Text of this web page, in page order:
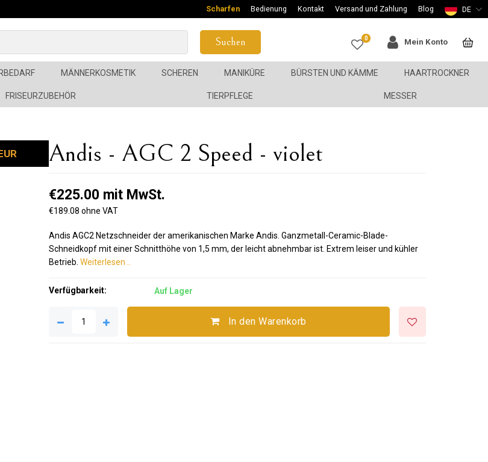
Scharfen Bedienung Kontakt Versand und Zahlung Blog DE
Suchen 0 Mein Konto
MÄNNERKOSMETIK SCHEREN MANIKÜRE BÜRSTEN UND KÄMME HAARTROCKNER
FRISEURZUBEHÖR TIERPFLEGE MESSER
Andis - AGC 2 Speed - violet
€225.00 mit MwSt.
€189.08 ohne VAT
Andis AGC2 Netzschneider der amerikanischen Marke Andis. Ganzmetall-Ceramic-Blade-
Schneidkopf mit einer Schnitthöhe von 1,5 mm, der leicht abnehmbar ist. Extrem leiser und kühler
Betrieb. Weiterlesen ..
Verfügbarkeit: Auf Lager
In den Warenkorb